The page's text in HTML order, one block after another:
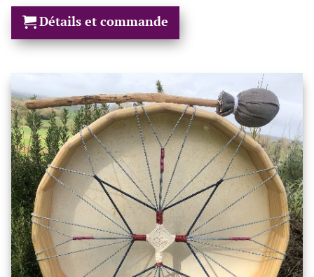
Détails et commande